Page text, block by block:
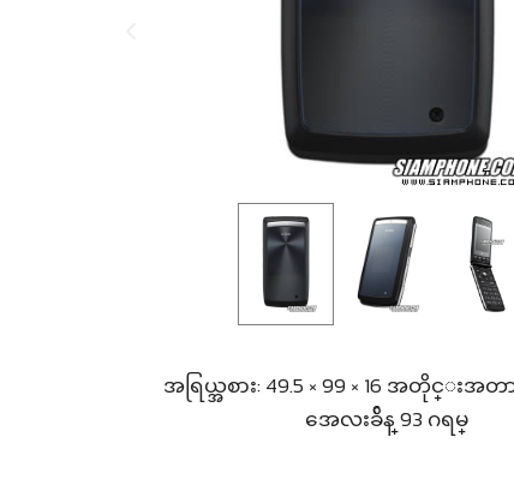
အရြယ္အစား: 49.5 × 99 × 16 အတိုင္းအ
အေလးခ်ိန္ 93 ဂရမ္